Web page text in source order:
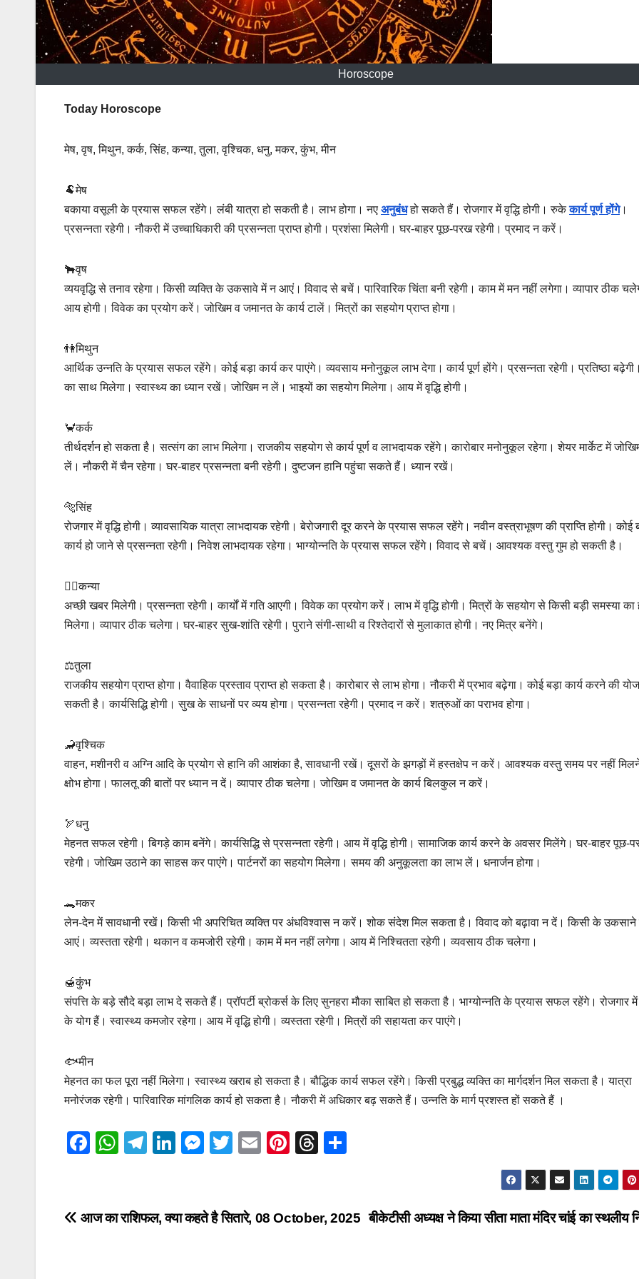
Horoscope
Today Horoscope
मेष, वृष, मिथुन, कर्क, सिंह, कन्या, तुला, वृश्चिक, धनु, मकर, कुंभ, मीन
🐏मेष
बकाया वसूली के प्रयास सफल रहेंगे। लंबी यात्रा हो सकती है। लाभ होगा। नए अनुबंधहो सकते हैं। रोजगार में वृद्धि होगी। रुकेकार्य पूर्ण होंगे।
प्रसन्नता रहेगी। नौकरी में उच्चाधिकारी की प्रसन्नता प्राप्त होगी। प्रशंसा मिलेगी। घर-बाहर पूछ-परख रहेगी। प्रमाद न करें।
🐂वृष
व्ययवृद्धि से तनाव रहेगा। किसी व्यक्ति के उकसावे में न आएं। विवाद से बचें। पारिवारिक चिंता बनी रहेगी। काम में मन नहीं लगेगा। व्यापार ठीक
आय होगी। विवेक का प्रयोग करें। जोखिम व जमानत के कार्य टालें। मित्रों का सहयोग प्राप्त होगा।
👫मिथुन
आर्थिक उन्नति के प्रयास सफल रहेंगे। कोई बड़ा कार्य कर पाएंगे। व्यवसाय मनोनुकूल लाभ देगा। कार्य पूर्ण होंगे। प्रसन्नता रहेगी। प्रतिष्ठा
का साथ मिलेगा। स्वास्थ्य का ध्यान रखें। जोखिम न लें। भाइयों का सहयोग मिलेगा। आय में वृद्धि होगी।
🦀कर्क
तीर्थदर्शन हो सकता है। सत्संग का लाभ मिलेगा। राजकीय सहयोग से कार्य पूर्ण व लाभदायक रहेंगे। कारोबार मनोनुकूल रहेगा। शेयर मार्केट में
लें। नौकरी में चैन रहेगा। घर-बाहर प्रसन्नता बनी रहेगी। दुष्टजन हानि पहुंचा सकते हैं। ध्यान रखें।
🐅सिंह
रोजगार में वृद्धि होगी। व्यावसायिक यात्रा लाभदायक रहेगी। बेरोजगारी दूर करने के प्रयास सफल रहेंगे। नवीन वस्त्राभूषण की प्राप्ति होगी। कोई
कार्य हो जाने से प्रसन्नता रहेगी। निवेश लाभदायक रहेगा। भाग्योन्नति के प्रयास सफल रहेंगे। विवाद से बचें। आवश्यक वस्तु गुम हो सकती है।
🙍‍♀️कन्या
अच्‍छी खबर मिलेगी। प्रसन्नता रहेगी। कार्यों में गति आएगी। विवेक का प्रयोग करें। लाभ में वृद्धि होगी। मित्रों के सहयोग से किसी बड़ी समस्या
मिलेगा। व्यापार ठीक चलेगा। घर-बाहर सुख-शांति रहेगी। पुराने संगी-साथी व रिश्तेदारों से मुलाकात होगी। नए मित्र बनेंगे।
⚖️तुला
राजकीय सहयोग प्राप्त होगा। वैवाहिक प्रस्ताव प्राप्त हो सकता है। कारोबार से लाभ होगा। नौकरी में प्रभाव बढ़ेगा। कोई बड़ा कार्य करने की
सकती है। कार्यसिद्धि होगी। सुख के साधनों पर व्यय होगा। प्रसन्नता रहेगी। प्रमाद न करें। शत्रुओं का पराभव होगा।
🦂वृश्चिक
वाहन, मशीनरी व अग्नि आदि के प्रयोग से हानि की आशंका है, सावधानी रखें। दूसरों के झगड़ों में हस्तक्षेप न करें। आवश्यक वस्तु समय पर नहीं
क्षोभ होगा। फालतू की बातों पर ध्यान न दें। व्यापार ठीक चलेगा। जोखिम व जमानत के कार्य बिलकुल न करें।
🏹धनु
मेहनत सफल रहेगी। बिगड़े काम बनेंगे। कार्यसिद्धि से प्रसन्नता रहेगी। आय में वृद्धि होगी। सामाजिक कार्य करने के अवसर मिलेंगे। घर-बाहर पूछ-
रहेगी। जोखिम उठाने का साहस कर पाएंगे। पार्टनरों का सहयोग मिलेगा। समय की अनुकूलता का लाभ लें। धनार्जन होगा।
🐊मकर
लेन-देन में सावधानी रखें। किसी भी अपरिचित व्यक्ति पर अंधविश्वास न करें। शोक संदेश मिल सकता है। विवाद को बढ़ावा न दें। किसी के उकसाने
आएं। व्यस्तता रहेगी। थकान व कमजोरी रहेगी। काम में मन नहीं लगेगा। आय में निश्चितता रहेगी। व्यवसाय ठीक चलेगा।
🍯कुंभ
संपत्ति के बड़े सौदे बड़ा लाभ दे सकते हैं। प्रॉपर्टी ब्रोकर्स के लिए सुनहरा मौका साबित हो सकता है। भाग्योन्नति के प्रयास सफल रहेंगे। रोजगार में
के योग हैं। स्वास्थ्‍य कमजोर रहेगा। आय में वृद्धि होगी। व्यस्तता रहेगी। मित्रों की सहायता कर पाएंगे।
🐟मीन
मेहनत का फल पूरा नहीं मिलेगा। स्वास्थ्य खराब हो सकता है। बौद्धिक कार्य सफल रहेंगे। किसी प्रबुद्ध व्यक्ति का मार्गदर्शन मिल सकता है। यात्रा
मनोरंजक रहेगी। पारिवारिक मांगलिक कार्य हो सकता है। नौकरी में अधिकार बढ़ सकते हैं। उन्नति के मार्ग प्रशस्त हों सकते हैं ।
F
e
W
s
T
gr
Li
e
M
e
T
er
E
Pi
e
T
a
e
Post
बीकेटीसी अध्यक्ष ने किया सीता माता मंदिर चांई का स्थलीय
आज का राशिफल, क्या कहते है सितारे, 08 October, 2025